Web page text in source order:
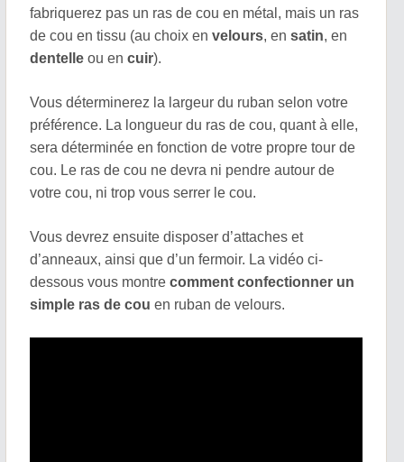
fabriquerez pas un ras de cou en métal, mais un ras
de cou en tissu (au choix envelours, ensatin, en
dentelle ou encuir).
Vous déterminerez la largeur du ruban selon votre
préférence. La longueur du ras de cou, quant à elle,
sera déterminée en fonction de votre propre tour de
cou. Le ras de cou ne devra ni pendre autour de
votre cou, ni trop vous serrer le cou.
Vous devrez ensuite disposer d’attaches et
d’anneaux, ainsi que d’un fermoir. La vidéo ci-
dessous vous montrecomment confectionner un
simple ras de cou en ruban de velours.